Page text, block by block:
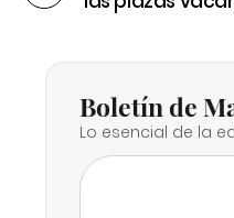
Boletín de
Lo esencial de la